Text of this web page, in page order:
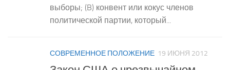
выборы; (B) конвент или кокус членов
политической партии, который...
СОВРЕМЕННОЕ ПОЛОЖЕНИЕ 19 ИЮНЯ 2012